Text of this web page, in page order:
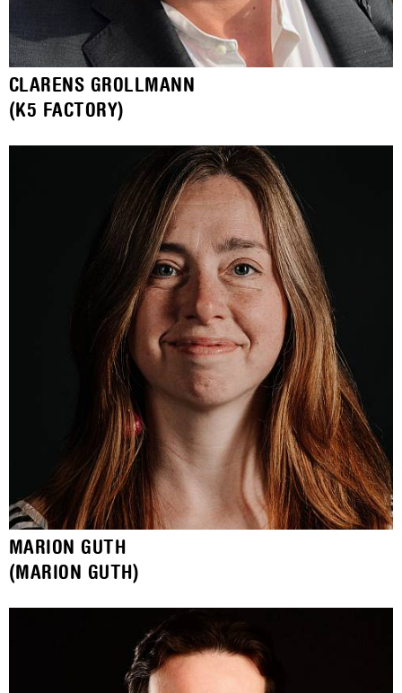
CLARENS GROLLMANN
(K5 FACTORY)
MARION GUTH
(MARION GUTH)